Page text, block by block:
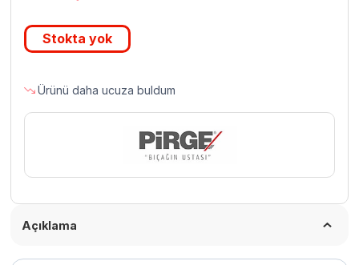
Stokta yok
Ürünü daha ucuza buldum
Açıklama